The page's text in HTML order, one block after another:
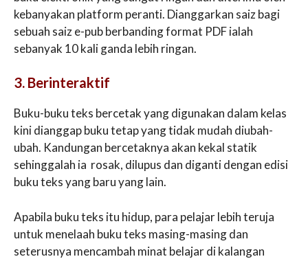
kebanyakan platform peranti. Dianggarkan saiz bagi
sebuah saiz e-pub berbanding format PDF ialah
sebanyak 10 kali ganda lebih ringan.
3. Berinteraktif
Buku-buku teks bercetak yang digunakan dalam kelas
kini dianggap buku tetap yang tidak mudah diubah-
ubah. Kandungan bercetaknya akan kekal statik
sehinggalah ia rosak, dilupus dan diganti dengan edisi
buku teks yang baru yang lain.
Apabila buku teks itu hidup, para pelajar lebih teruja
untuk menelaah buku teks masing-masing dan
seterusnya mencambah minat belajar di kalangan